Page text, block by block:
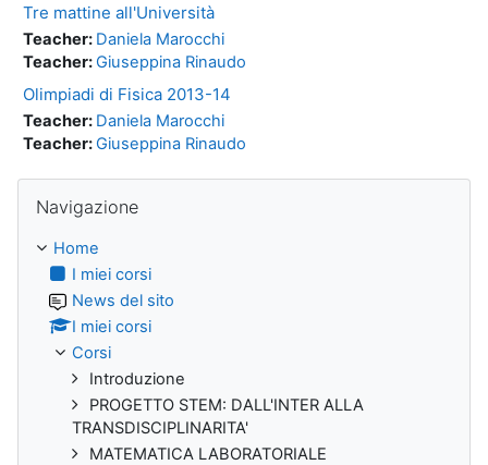
Tre mattine all'Università
Teacher: Daniela Marocchi
Teacher:Giuseppina Rinaudo
Olimpiadi di Fisica 2013-14
Teacher: Daniela Marocchi
Teacher:Giuseppina Rinaudo
Navigazione
Home
I miei corsi
News del sito
I miei corsi
Corsi
Introduzione
PROGETTO STEM: DALL'INTER ALLA
TRANSDISCIPLINARITA'
MATEMATICA LABORATORIALE